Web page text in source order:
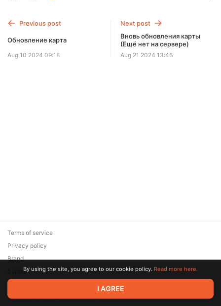
переработал другой.
Рескин-Оптимизация? UNLOCK POST
Previous post
Обновление карта
Aug 10 2024 09:18
Next post
Вновь обновления карты
(Ещё нет на сервере)
Aug 21 2024 13:46
© 2026 Zaya Solutions Limited. All rights reserved. All trademarks
are the property of their respective owners.
Terms of service
Privacy policy
Brand
SupportBy using the site, you agree to our cookie policy. Read more here.
I AGREE